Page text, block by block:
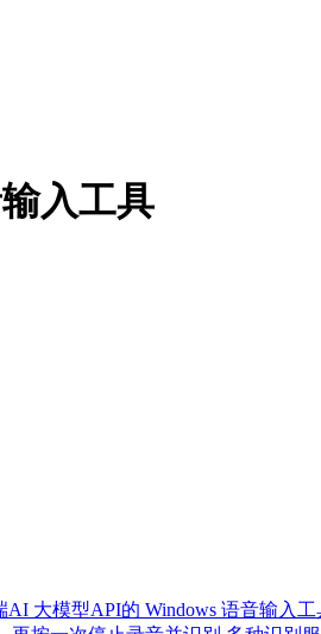
入工具
大模型API的 Windows 语音输入